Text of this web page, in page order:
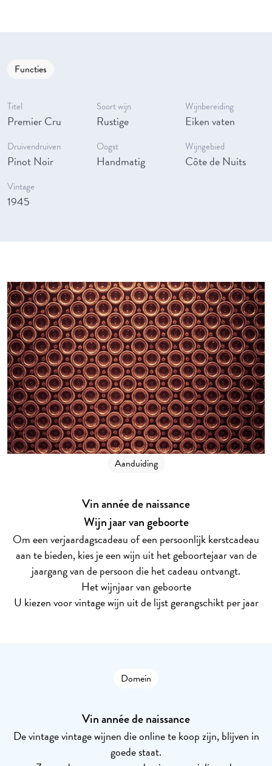
Functies
Titel
Premier Cru
Soort wijn
Rustige
Wijnbereiding
Eiken vaten
Druivendruiven
Pinot Noir
Oogst
Handmatig
Wijngebied
Côte de Nuits
Vintage
1945
Aanduiding
Vin année de naissance
Wijn jaar van geboorte
Om een verjaardagscadeau of een persoonlijk kerstcadeau
aan te bieden, kies je een wijn uit het geboortejaar van de
jaargang van de persoon die het cadeau ontvangt.
Het wijnjaar van geboorte
U kiezen voor vintage wijn uit de lijst gerangschikt per jaar
Domein
Vin année de naissance
De vintage vintage wijnen die online te koop zijn, blijven in
goede staat.